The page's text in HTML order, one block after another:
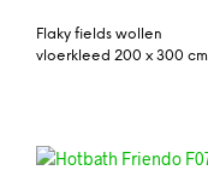
Flaky fields wollen
vloerkleed 200 x 300 cm.